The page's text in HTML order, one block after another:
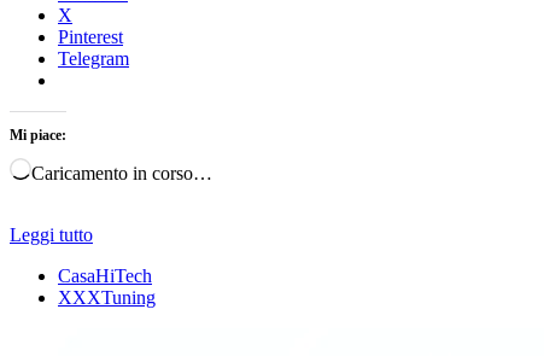
X
Pinterest
Telegram
Mi piace:
Caricamento in corso…
Leggi tutto
CasaHiTech
XXXTuning